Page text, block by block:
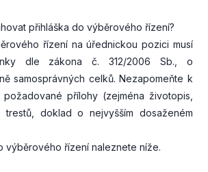
přihláška do výběrového řízení?
řízení na úřednickou pozici musí
dle zákona č. 312/2006 Sb., o
samosprávných celků. Nezapomeňte k
přílohy (zejména životopis,
doklad o nejvyšším dosaženém
výběrového řízení naleznete níže.